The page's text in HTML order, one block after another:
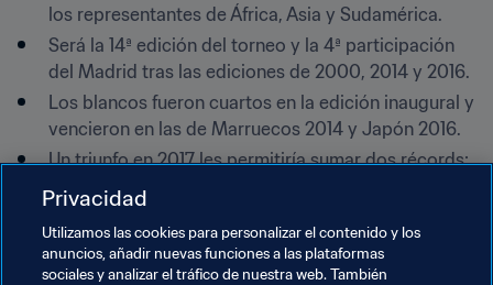
los representantes de África, Asia y Sudamérica.
Será la 14ª edición del torneo y la 4ª participación
del Madrid tras las ediciones de 2000, 2014 y 2016.
Los blancos fueron cuartos en la edición inaugural y
vencieron en las de Marruecos 2014 y Japón 2016.
Un triunfo en 2017 les permitiría sumar dos récords:
el de único equipo en ganar dos Mundiales
consecutivos, y el de mejor palmarés en el torneo,
que compartiría con su archirrival, el FC Barcelona,
vencedor en 2009, 2012 y 2015.
Privacidad
Utilizamos las cookies para personalizar el contenido y los
anuncios, añadir nuevas funciones a las plataformas
sociales y analizar el tráfico de nuestra web. También